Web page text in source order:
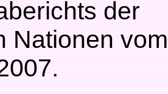
der
Nationen vom